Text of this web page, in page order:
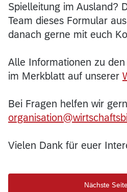
Spielleitung im Ausland?
Team dieses Formular
danach gerne mit euch
Alle Informationen zu
im Merkblatt auf unserer
Bei Fragen helfen wir
Vielen Dank für euer
Nächste Seite